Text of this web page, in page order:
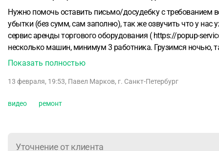
Нужно помочь оставить письмо/досудебку с требованием
убытки (без сумм, сам заполню), так же озвучить что у
сервис аренды торгового оборудования ( https://popup-
несколько машин, минимум 3 работника. Грузимся ночью,
так же, чтобы не мешать другим арендаторам.
стопорит кабину. Перезапуск возможен с 9 до 18 по
сотрудник допускает ошибку в рамках неисправности,
Тогда я отправляю видео поломки нескольким ремонтным
Показать полностью
13 февраля, 19:53, Павел Марков, г. Санкт-Петербург
видео ремонт
Уточнение от клиента